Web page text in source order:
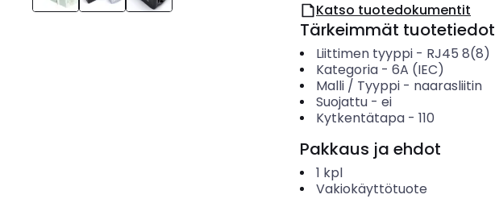
Katso tuotedokumentit
Tärkeimmät tuotetiedot
Liittimen tyyppi- RJ45 8(8)
Kategoria- 6A (IEC)
Malli / Tyyppi- naarasliitin
Suojattu- ei
Kytkentätapa- 110
Pakkaus ja ehdot
1 kpl
Vakiokäyttötuote